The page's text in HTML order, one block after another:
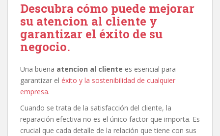
Descubra cómo puede mejorar
su atencion al cliente y
garantizar el éxito de su
negocio.
Una buena atencion al cliente es esencial para
garantizar el éxito y la sostenibilidad de cualquier
empresa.
Cuando se trata de la satisfacción del cliente, la
reparación efectiva no es el único factor que importa. Es
crucial que cada detalle de la relación que tiene con sus